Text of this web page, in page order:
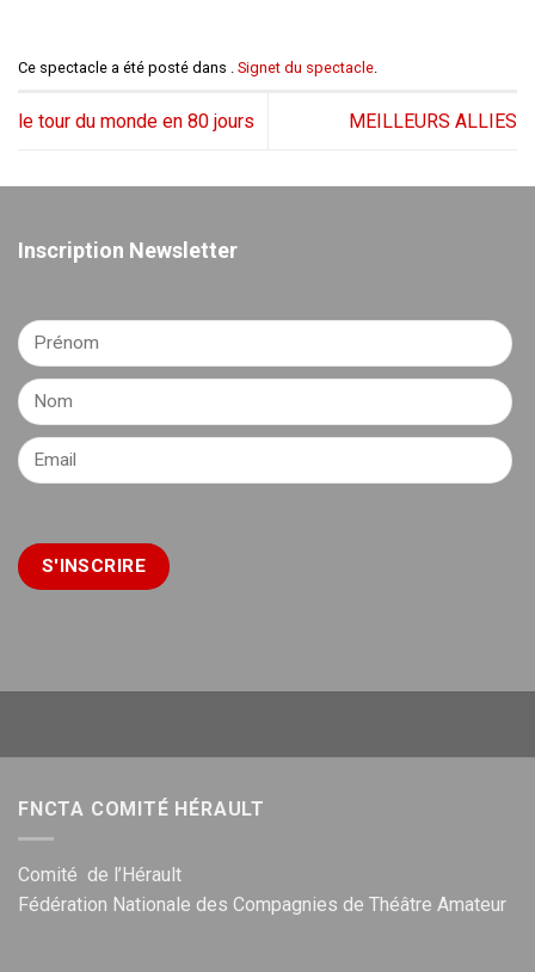
Ce spectacle a été posté dans . Signet du spectacle
le tour du monde en 80 jours MEILLEURS ALLIES
Inscription Newsletter
FNCTA COMITÉ HÉRAULT
Comité de l’Hérault
Fédération Nationale des Compagnies de Théâtre Amateur